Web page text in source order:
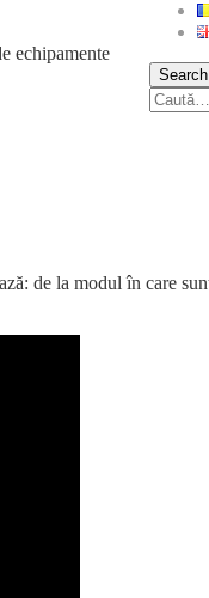
Search
echipamente
de la modul în care